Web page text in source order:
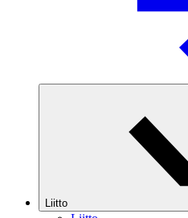
Liitto